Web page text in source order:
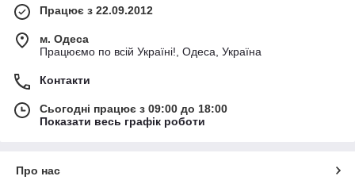
Працює з 22.09.2012
м. Одеса
Працюємо по всій Україні!, Одеса, Україна
Контакти
Сьогодні працює з 09:00 до 18:00
Показати весь графік роботи
Про нас